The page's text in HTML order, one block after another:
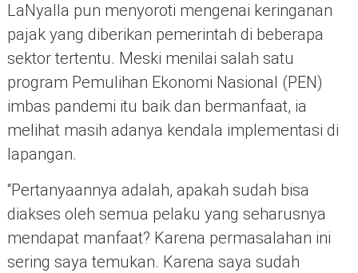
LaNyalla pun menyoroti mengenai keringanan
pajak yang diberikan pemerintah di beberapa
sektor tertentu. Meski menilai salah satu
program Pemulihan Ekonomi Nasional (PEN)
imbas pandemi itu baik dan bermanfaat, ia
melihat masih adanya kendala implementasi di
lapangan.
“Pertanyaannya adalah, apakah sudah bisa
diakses oleh semua pelaku yang seharusnya
mendapat manfaat? Karena permasalahan ini
sering saya temukan. Karena saya sudah